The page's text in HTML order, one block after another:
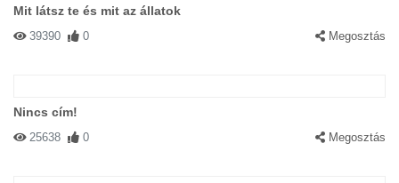
Mit látsz te és mit az állatok
39390 0 Megosztás
Nincs cím!
25638 0 Megosztás